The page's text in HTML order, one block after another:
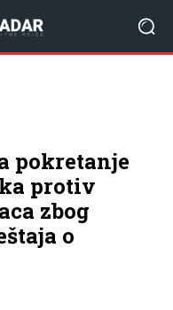
pokretanje
protiv
zbog
o